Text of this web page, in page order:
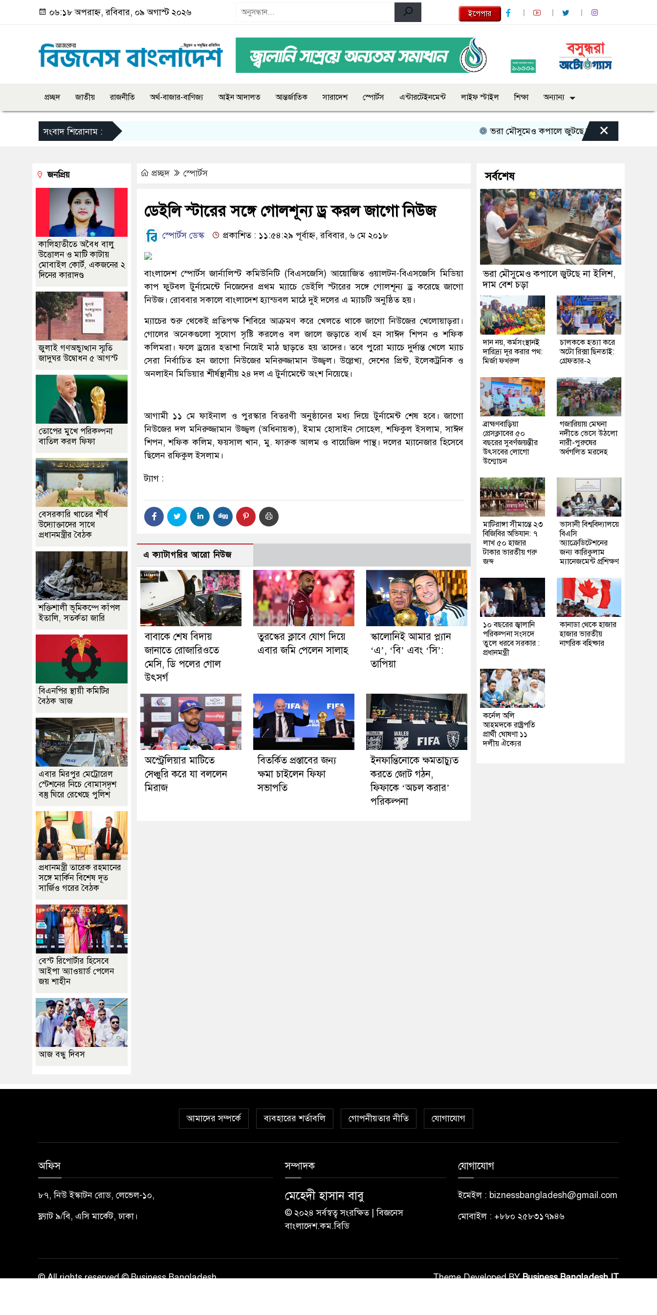
০৬:১৮ অপরাহ্ন, রবিবার, ০৯ অগাস্ট ২০২৬ ইপেপার
প্রচ্ছদ জাতীয় রাজনীতি অর্থ-বাজার-বাণিজ্য আইন আদালত আন্তর্জাতিক সারাদেশ স্পোর্টস এন্টারটেইনমেন্ট লাইফ স্টাইল শিক্ষা অন্যান্য
সংবাদ শিরোনাম : ভরা মৌসুমেও কপালে জুটছে না ইলিশ, দাম বেশ চড়া
×
প্রচ্ছদ স্পোর্টস
ডেইলি স্টারের সঙ্গে গোলশূন্য ড্র করল জাগো নিউজ
স্পোর্টস ডেস্ক প্রকাশিত : ১১:৫৪:২৯ পূর্বাহ্ন, রবিবার, ৬ মে ২০১৮
বাংলাদেশ স্পোর্টস জার্নালিস্ট কমিউনিটি (বিএসজেসি) আয়োজিত ওয়ালটন-বিএসজেসি মিডিয়া
কাপ ফুটবল টুর্নামেন্টে নিজেদের প্রথম ম্যাচে ডেইলি স্টারের সঙ্গে গোলশূন্য ড্র করেছে জাগো
নিউজ। রোববার সকালে বাংলাদেশ হ্যান্ডবল মাঠে দুই দলের এ ম্যাচটি অনুষ্ঠিত হয়।
ম্যাচের শুরু থেকেই প্রতিপক্ষ শিবিরে আক্রমণ করে খেলতে থাকে জাগো নিউজের খেলোয়াড়রা।
গোলের অনেকগুলো সুযোগ সৃষ্টি করলেও বল জালে জড়াতে ব্যর্থ হন সাঈদ শিপন ও শফিক
কলিমরা। ফলে ড্রয়ের হতাশা নিয়েই মাঠ ছাড়তে হয় তাদের। তবে পুরো ম্যাচে দুর্দান্ত খেলে ম্যাচ
সেরা নির্বাচিত হন জাগো নিউজের মনিরুজ্জামান উজ্জ্বল। উল্লেখ্য, দেশের প্রিন্ট, ইলেকট্রনিক ও
অনলাইন মিডিয়ার শীর্ষস্থানীয় ২৪ দল এ টুর্নামেন্টে অংশ নিয়েছে।
আগামী ১১ মে ফাইনাল ও পুরস্কার বিতরণী অনুষ্ঠানের মধ্য দিয়ে টুর্নামেন্ট শেষ হবে। জাগো
নিউজের দল মনিরুজ্জামান উজ্জ্বল (অধিনায়ক), ইমাম হোসাইন সোহেল, শফিকুল ইসলাম, সাঈদ
শিপন, শফিক কলিম, ফয়সাল খান, মু. ফারুক আলম ও বায়েজিদ পান্থ। দলের ম্যানেজার হিসেবে
ছিলেন রফিকুল ইসলাম।
ট্যাগ :
এ ক্যাটাগরির আরো নিউজ
বাবাকে শেষ বিদায়
জানাতে রোজারিওতে
মেসি, ডি পলের গোল
উৎসর্গ
তুরস্কের ক্লাবে যোগ দিয়ে
এবার জমি পেলেন সালাহ
স্কালোনিই আমার প্ল্যান
‘এ’, ‘বি’ এবং ‘সি’:
তাপিয়া
অস্ট্রেলিয়ার মাটিতে
সেঞ্চুরি করে যা বললেন
মিরাজ
বিতর্কিত প্রস্তাবের জন্য
ক্ষমা চাইলেন ফিফা
সভাপতি
ইনফান্তিনোকে ক্ষমতাচ্যুত
করতে জোট গঠন,
ফিফাকে ‘অচল করার’
পরিকল্পনা
জনপ্রিয়
কালিহাতীতে অবৈধ বালু
উত্তোলন ও মাটি কাটায়
মোবাইল কোর্ট, একজনের ২
দিনের কারাদণ্ড
জুলাই গণঅভ্যুত্থান স্মৃতি
জাদুঘর উদ্বোধন ৫ আগস্ট
তোপের মুখে পরিকল্পনা
বাতিল করল ফিফা
বেসরকারি খাতের শীর্ষ
উদ্যোক্তাদের সাথে
প্রধানমন্ত্রীর বৈঠক
শক্তিশালী ভূমিকম্পে কাঁপল
ইতালি, সতর্কতা জারি
বিএনপির স্থায়ী কমিটির
বৈঠক আজ
এবার মিরপুর মেট্রোরেল
স্টেশনের নিচে বোমাসদৃশ
বস্তু ঘিরে রেখেছে পুলিশ
প্রধানমন্ত্রী তারেক রহমানের
সঙ্গে মার্কিন বিশেষ দূত
সার্জিও গরের বৈঠক
বেস্ট রিপোর্টার হিসেবে
আইপা অ্যাওয়ার্ড পেলেন
জয় শাহীন
আজ বন্ধু দিবস
সর্বশেষ
ভরা মৌসুমেও কপালে জুটছে না ইলিশ,
দাম বেশ চড়া
দান নয়, কর্মসংস্থানই
দারিদ্র্য দূর করার পথ:
মির্জা ফখরুল
চালককে হত্যা করে
অটো রিক্সা ছিনতাই:
গ্রেফতার-২
ব্রাহ্মণবাড়িয়া
প্রেসক্লাবের ৫০
বছরের সুবর্ণজয়ন্তীর
উৎসবের লোগো
উন্মোচন
গজারিয়ায় মেঘনা
নদীতে ভেসে উঠলো
নারী-পুরুষের
অর্ধগলিত মরদেহ
মাটিরাঙ্গা সীমান্তে ২৩
বিজিবির অভিযান: ৭
লাখ ৫০ হাজার
টাকার ভারতীয় গরু
জব্দ
ভাসানী বিশ্ববিদ্যালয়ে
বিএসি
অ্যাক্রেডিটেশনের
জন্য কারিকুলাম
ম্যানেজমেন্ট প্রশিক্ষণ
১০ বছরের জ্বালানি
পরিকল্পনা সংসদে
তুলে ধরবে সরকার :
প্রধানমন্ত্রী
কানাডা থেকে হাজার
হাজার ভারতীয়
নাগরিক বহিষ্কার
কর্নেল অলি
আহমদকে রাষ্ট্রপতি
প্রার্থী ঘোষণা ১১
দলীয় ঐক্যের
আমাদের সম্পর্কে ব্যবহারের শর্তাবলি গোপনীয়তার নীতি যোগাযোগ
অফিস
৮৭, নিউ ইস্কাটন রোড, লেভেল-১০,
ফ্ল্যাট ৯/বি, এসি মার্কেট, ঢাকা।
সম্পাদক
মেহেদী হাসান বাবু
© ২০২৪ সর্বস্বত্ব সংরক্ষিত | বিজনেস
বাংলাদেশ.কম.বিডি
যোগাযোগ
ইমেইল : biznessbangladesh@gmail.com
মোবাইল : +৮৮০ ২৫৮৩১৭৯৪৬
© All rights reserved © Business Bangladesh Theme Developed BYBusiness Bangladesh IT